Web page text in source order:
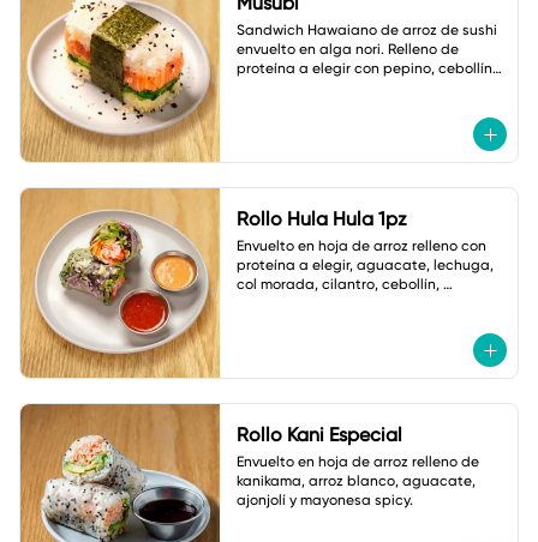
Sandwich Hawaiano de arroz de sushi
envuelto en alga nori. Relleno de
proteína a elegir con pepino, cebollín y
Rollo Hula Hula 1pz
Envuelto en hoja de arroz relleno con
proteína a elegir, aguacate, lechuga,
col morada, cilantro, cebollín,
Rollo Kani Especial
Envuelto en hoja de arroz relleno de
kanikama, arroz blanco, aguacate,
ajonjolí y mayonesa spicy.